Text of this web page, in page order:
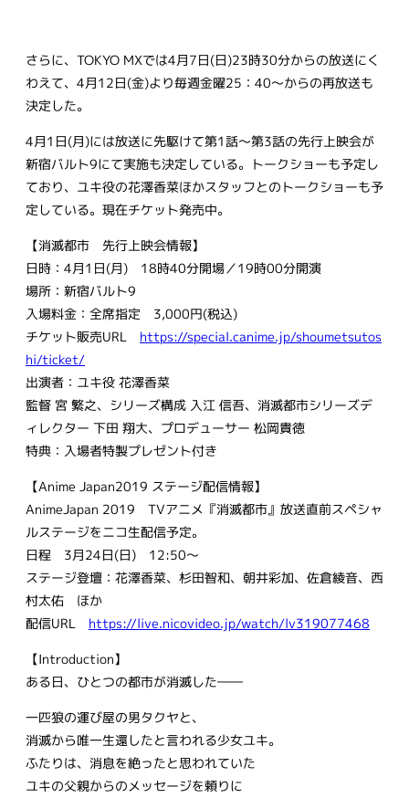
さらに、TOKYO MXでは4月7日(日)23時30分からの放送にく
わえて、4月12日(金)より毎週金曜25：40～からの再放送も
決定した。
4月1日(月)には放送に先駆けて第1話〜第3話の先行上映会が
新宿バルト9にて実施も決定している。トークショーも予定し
ており、ユキ役の花澤香菜ほかスタッフとのトークショーも予
定している。現在チケット発売中。
【消滅都市 先行上映会情報】
日時：4月1日(月) 18時40分開場／19時00分開演
場所：新宿バルト9
入場料金：全席指定 3,000円(税込)
チケット販売URL https://special.canime.jp/shoumetsutos
hi/ticket/
出演者：ユキ役 花澤香菜
監督 宮 繁之、シリーズ構成 入江 信吾、消滅都市シリーズデ
ィレクター 下田 翔大、プロデューサー 松岡貴徳
特典：入場者特製プレゼント付き
【Anime Japan2019 ステージ配信情報】
AnimeJapan 2019 TVアニメ『消滅都市』放送直前スペシャ
ルステージをニコ生配信予定。
日程 3月24日(日) 12:50〜
ステージ登壇：花澤香菜、杉田智和、朝井彩加、佐倉綾音、西
村太佑 ほか
配信URL https://live.nicovideo.jp/watch/lv319077468
【Introduction】
ある日、ひとつの都市が消滅した――
一匹狼の運び屋の男タクヤと、
消滅から唯一生還したと言われる少女ユキ。
ふたりは、消息を絶ったと思われていた
ユキの父親からのメッセージを頼りに